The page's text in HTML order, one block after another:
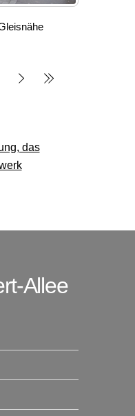
das
Allee